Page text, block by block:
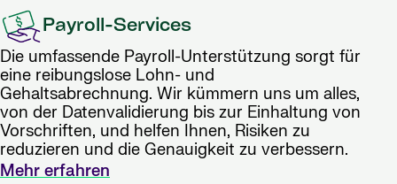
Payroll-Services
Die umfassende Payroll-Unterstützung sorgt für
eine reibungslose Lohn- und
Gehaltsabrechnung. Wir kümmern uns um alles,
von der Datenvalidierung bis zur Einhaltung von
Vorschriften, und helfen Ihnen, Risiken zu
reduzieren und die Genauigkeit zu verbessern.
Mehr erfahren